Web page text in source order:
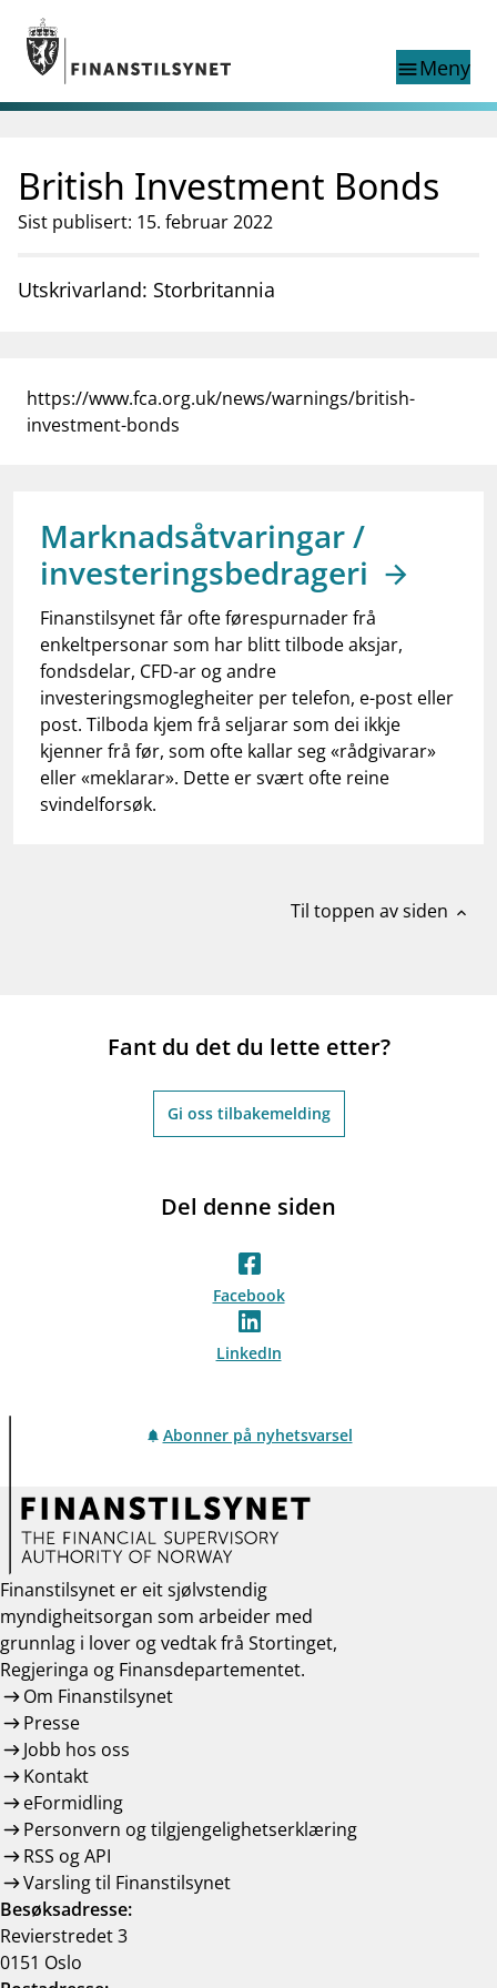
Gå til hovedinnhold
Gå til søkesiden
menuMeny
nettstedet
English
English
English home page
Tilsyn
Finanstilsynets registre
businessOm Finanstilsynet
dashboard Informasjon for investorer
notifications_none Abonner på nyhetsvarsel
British Investment Bonds
Sist publisert: 15. februar 2022
Utskrivarland: Storbritannia
https://www.fca.org.uk/news/warnings/british-
investment-bonds
Marknadsåtvaringar /
investeringsbedrageri
Finanstilsynet får ofte førespurnader frå
enkeltpersonar som har blitt tilbode aksjar,
fondsdelar, CFD-ar og andre
investeringsmoglegheiter per telefon, e-post eller
post. Tilboda kjem frå seljarar som dei ikkje
kjenner frå før, som ofte kallar seg «rådgivarar»
eller «meklarar». Dette er svært ofte reine
svindelforsøk.
Til toppen av siden expand_less
Fant du det du lette etter?
Gi oss tilbakemelding
Del denne siden
Facebook
LinkedIn
Abonner på nyhetsvarsel
Finanstilsynet er eit sjølvstendig
myndigheitsorgan som arbeider med
grunnlag i lover og vedtak frå Stortinget,
Regjeringa og Finansdepartementet.
Om Finanstilsynet
Presse
Jobb hos oss
Kontakt
eFormidling
Personvern og tilgjengelighetserklæring
RSS og API
Varsling til Finanstilsynet
Besøksadresse:
Revierstredet 3
0151 Oslo